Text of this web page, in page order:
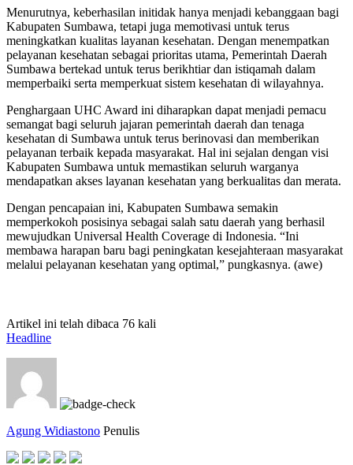
Menurutnya, keberhasilan initidak hanya menjadi kebanggaan bagi
Kabupaten Sumbawa, tetapi juga memotivasi untuk terus
meningkatkan kualitas layanan kesehatan. Dengan menempatkan
pelayanan kesehatan sebagai prioritas utama, Pemerintah Daerah
Sumbawa bertekad untuk terus berikhtiar dan istiqamah dalam
memperbaiki serta memperkuat sistem kesehatan di wilayahnya.
Penghargaan UHC Award ini diharapkan dapat menjadi pemacu
semangat bagi seluruh jajaran pemerintah daerah dan tenaga
kesehatan di Sumbawa untuk terus berinovasi dan memberikan
pelayanan terbaik kepada masyarakat. Hal ini sejalan dengan visi
Kabupaten Sumbawa untuk memastikan seluruh warganya
mendapatkan akses layanan kesehatan yang berkualitas dan merata.
Dengan pencapaian ini, Kabupaten Sumbawa semakin
memperkokoh posisinya sebagai salah satu daerah yang berhasil
mewujudkan Universal Health Coverage di Indonesia. “Ini
membawa harapan baru bagi peningkatan kesejahteraan masyarakat
melalui pelayanan kesehatan yang optimal,” pungkasnya. (awe)
Artikel ini telah dibaca 76 kali
Headline
Agung Widiastono Penulis